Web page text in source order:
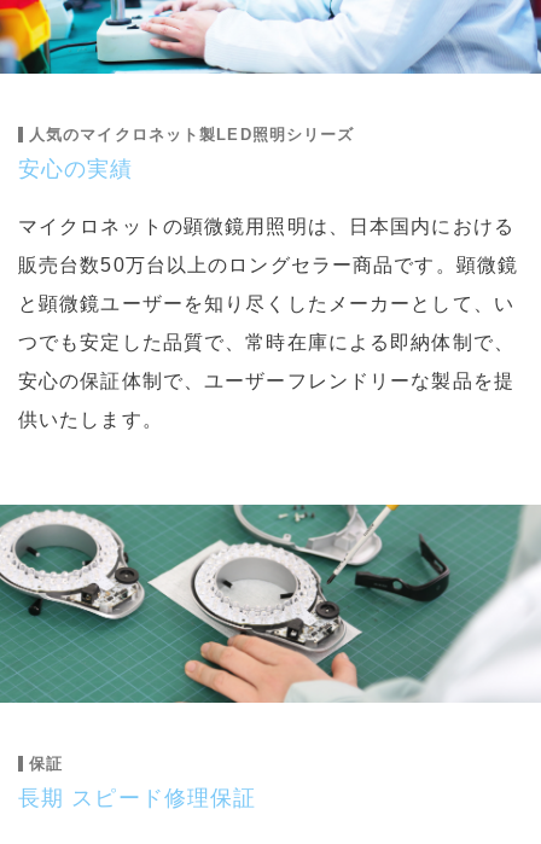
人気のマイクロネット製LED照明シリーズ
安心の実績
マイクロネットの顕微鏡用照明は、日本国内における
販売台数50万台以上のロングセラー商品です。顕微鏡
と顕微鏡ユーザーを知り尽くしたメーカーとして、い
つでも安定した品質で、常時在庫による即納体制で、
安心の保証体制で、ユーザーフレンドリーな製品を提
供いたします。
保証
長期 スピード修理保証